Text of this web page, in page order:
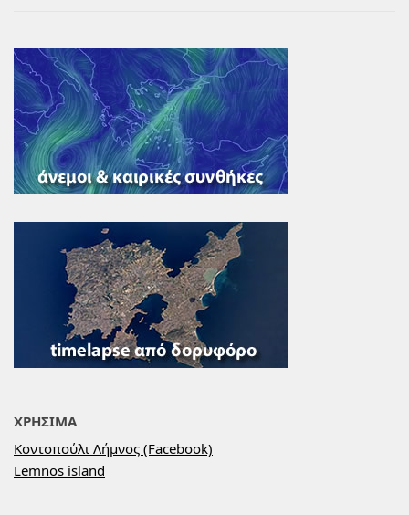
ΧΡΗΣΙΜΑ
Κοντοπούλι Λήμνος (Facebook)
Lemnos island